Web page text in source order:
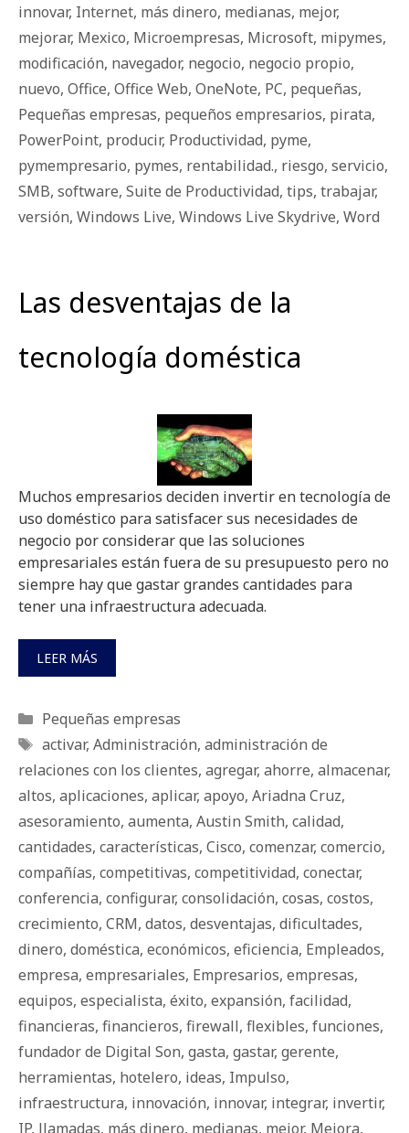
innovar, Internet, más dinero, medianas, mejor,
mejorar, Mexico, Microempresas, Microsoft, mipymes,
modificación, navegador, negocio, negocio propio,
nuevo, Office, Office Web, OneNote, PC, pequeñas,
Pequeñas empresas, pequeños empresarios, pirata,
PowerPoint, producir, Productividad, pyme,
pymempresario, pymes, rentabilidad., riesgo, servicio,
SMB, software, Suite de Productividad, tips, trabajar,
versión, Windows Live, Windows Live Skydrive, Word
Las desventajas de la
tecnología doméstica
Muchos empresarios deciden invertir en tecnología de
uso doméstico para satisfacer sus necesidades de
negocio por considerar que las soluciones
empresariales están fuera de su presupuesto pero no
siempre hay que gastar grandes cantidades para
tener una infraestructura adecuada.
LEER MÁS
Categorías
Pequeñas empresas
Etiquetas
activar, Administración, administración de
relaciones con los clientes, agregar, ahorre, almacenar,
altos, aplicaciones, aplicar, apoyo, Ariadna Cruz,
asesoramiento, aumenta, Austin Smith, calidad,
cantidades, características, Cisco, comenzar, comercio,
compañías, competitivas, competitividad, conectar,
conferencia, configurar, consolidación, cosas, costos,
crecimiento, CRM, datos, desventajas, dificultades,
dinero, doméstica, económicos, eficiencia, Empleados,
empresa, empresariales, Empresarios, empresas,
equipos, especialista, éxito, expansión, facilidad,
financieras, financieros, firewall, flexibles, funciones,
fundador de Digital Son, gasta, gastar, gerente,
herramientas, hotelero, ideas, Impulso,
infraestructura, innovación, innovar, integrar, invertir,
IP, llamadas, más dinero, medianas, mejor, Mejora,